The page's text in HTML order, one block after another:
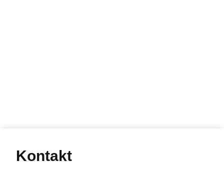
Kontakt